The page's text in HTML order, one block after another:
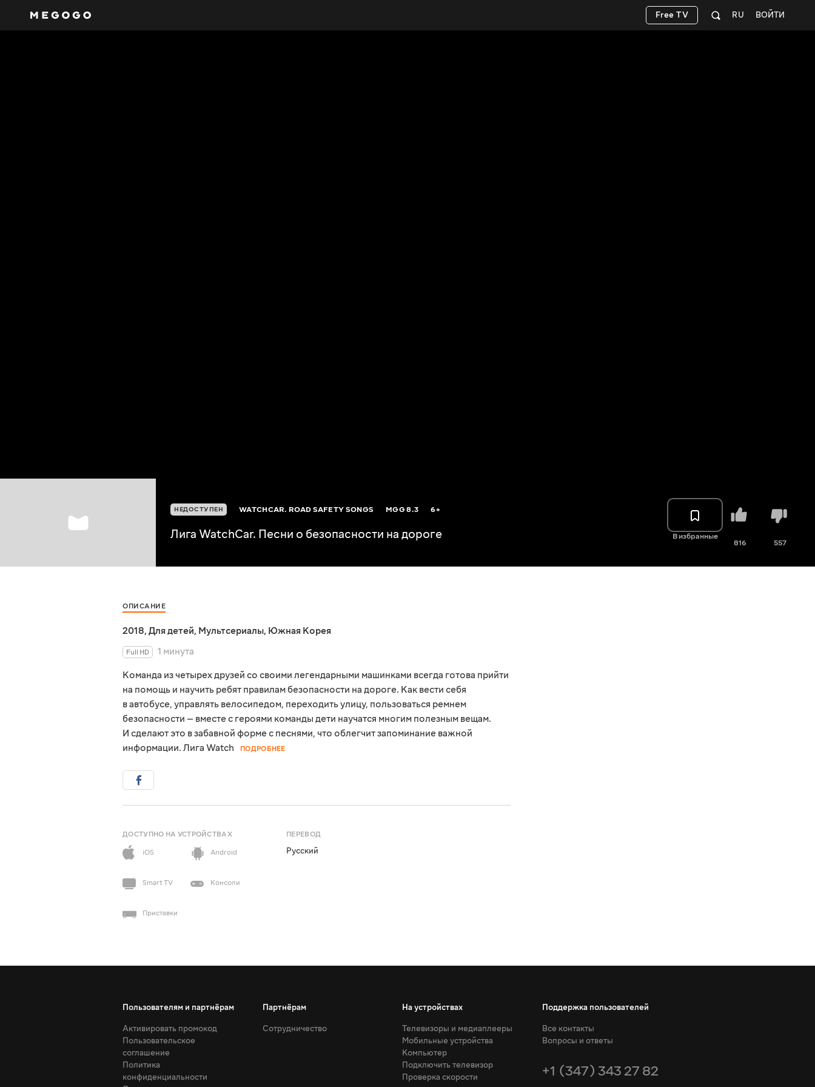
ВОЙТИ
RU
Free TV
НЕДОСТУПЕН WATCHCAR. ROAD SAFETY SONGS MGG8.3 6+
Лига WatchCar. Песни о безопасности на дороге В избранные
816 557
ОПИСАНИЕ
2018, Для детей, Мультсериалы, Южная Корея
Full HD
1 минута
Команда из четырех друзей со своими легендарными машинками всегда готова прийти
на помощь и научить ребят правилам безопасности на дороге. Как вести себя
в автобусе, управлять велосипедом, переходить улицу, пользоваться ремнем
безопасности — вместе с героями команды дети научатся многим полезным вещам.
И сделают это в забавной форме с песнями, что облегчит запоминание важной
информации. Лига Watch
ПОДРОБНЕЕ
ДОСТУПНО НА УСТРОЙСТВАХ
iOS
Android
Smart TV Консоли
Приставки
ПЕРЕВОД
Русский
Пользователям и партнёрам
Активировать промокод
Пользовательское
соглашение
Политика
конфиденциальности
Партнёрам
Сотрудничество
На устройствах
Телевизоры и медиаплееры
Мобильные устройства
Компьютер
Подключить телевизор
Проверка скорости
Поддержка пользователей
Все контакты
Вопросы и ответы
+1 (347) 343 27 82